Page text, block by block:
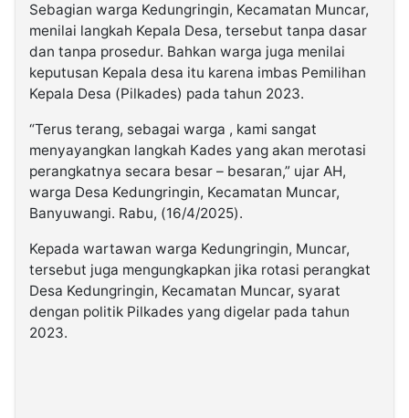
Sebagian warga Kedungringin, Kecamatan Muncar,
menilai langkah Kepala Desa, tersebut tanpa dasar
dan tanpa prosedur. Bahkan warga juga menilai
keputusan Kepala desa itu karena imbas Pemilihan
Kepala Desa (Pilkades) pada tahun 2023.
“Terus terang, sebagai warga , kami sangat
menyayangkan langkah Kades yang akan merotasi
perangkatnya secara besar – besaran,” ujar AH,
warga Desa Kedungringin, Kecamatan Muncar,
Banyuwangi. Rabu, (16/4/2025).
Kepada wartawan warga Kedungringin, Muncar,
tersebut juga mengungkapkan jika rotasi perangkat
Desa Kedungringin, Kecamatan Muncar, syarat
dengan politik Pilkades yang digelar pada tahun
2023.